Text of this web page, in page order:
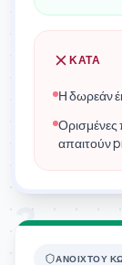
ΚΑΤΆ
Η δωρεάν
Ορισμένες
απαιτούν
2
ΑΝΟΙΧΤΟΎ